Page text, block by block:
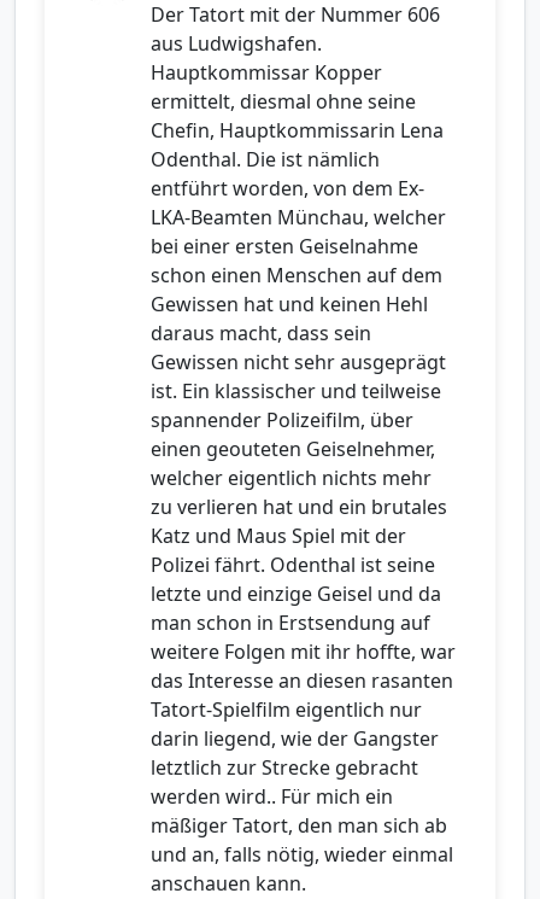
Der Tatort mit der Nummer 606
aus Ludwigshafen.
Hauptkommissar Kopper
ermittelt, diesmal ohne seine
Chefin, Hauptkommissarin Lena
Odenthal. Die ist nämlich
entführt worden, von dem Ex-
LKA-Beamten Münchau, welcher
bei einer ersten Geiselnahme
schon einen Menschen auf dem
Gewissen hat und keinen Hehl
daraus macht, dass sein
Gewissen nicht sehr ausgeprägt
ist. Ein klassischer und teilweise
spannender Polizeifilm, über
einen geouteten Geiselnehmer,
welcher eigentlich nichts mehr
zu verlieren hat und ein brutales
Katz und Maus Spiel mit der
Polizei fährt. Odenthal ist seine
letzte und einzige Geisel und da
man schon in Erstsendung auf
weitere Folgen mit ihr hoffte, war
das Interesse an diesen rasanten
Tatort-Spielfilm eigentlich nur
darin liegend, wie der Gangster
letztlich zur Strecke gebracht
werden wird.. Für mich ein
mäßiger Tatort, den man sich ab
und an, falls nötig, wieder einmal
anschauen kann.